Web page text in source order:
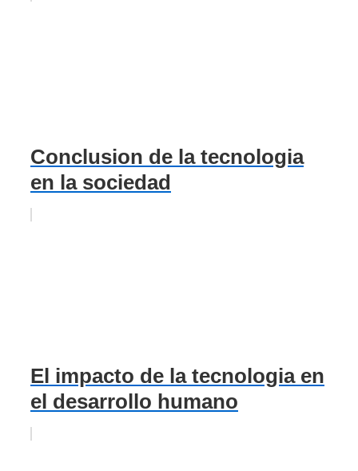
Conclusion de la tecnologia
en la sociedad
El impacto de la tecnologia en
el desarrollo humano